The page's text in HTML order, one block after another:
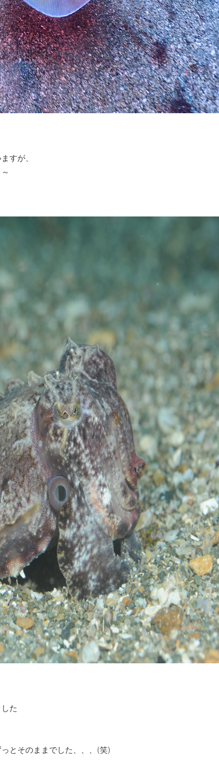
すが、
た
とそのままでした、、、(笑)